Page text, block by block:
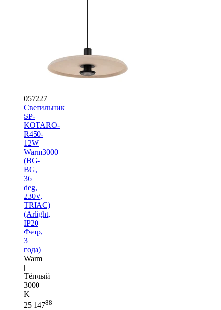
057227
Светильник
SP-
KOTARO-
R450-
12W
Warm3000
(BG-
BG,
36
deg,
230V,
TRIAC)
(Arlight,
IP20
Фетр,
3
года)
Warm
|
Тёплый
3000
K
25 14788